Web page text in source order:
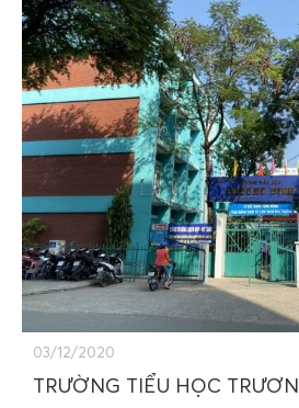
03/12/2020
TRƯỜNG TIỂU HỌC